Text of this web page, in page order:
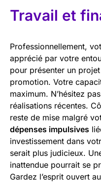
Travail et
Professionnellement,
apprécié par votre
pour présenter un
promotion. Votre
maximum. N’hésitez
réalisations récentes.
reste de mise malgré
dépenses impulsives
investissement dans
serait plus judicieux.
inattendue pourrait se
Gardez l’esprit ouvert